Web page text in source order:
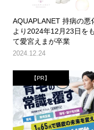
AQUAPLANET 持病の悪
より2024年12月23日を
て愛宮えまが卒業
2024.12.24
【PR】